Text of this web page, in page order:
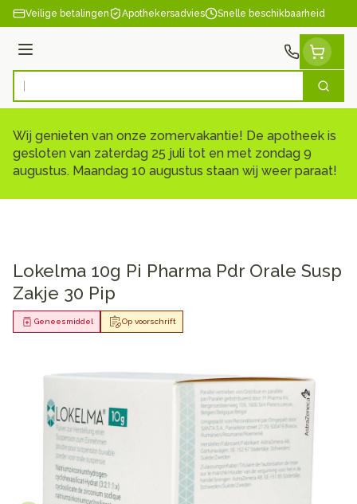
Ga naar de inhoud
Veilige betalingen Apothekersadvies Snelle beschikbaarheid
Menu
Product, merk, categorie... Zoek
Wij genieten van onze zomervakantie! De apotheek is
gesloten van zaterdag 25 juli tot en met zondag 9
augustus. Maandag 10 augustus staan wij weer paraat!
Lokelma 10g Pi Pharma Pdr Orale Susp
Zakje 30 Pip
Op voorschrift
Geneesmiddel